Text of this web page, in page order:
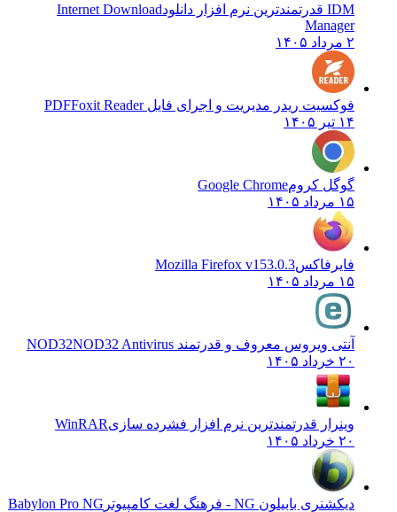
IDM قدرتمندترین نرم افزار دانلود
Internet Download
Manager
۲ مرداد ۱۴۰۵
فوکسیت ریدر مدیریت و اجرای فایل PDFFoxit Reader
۱۴ تیر ۱۴۰۵
گوگل کرومGoogle Chrome
۱۵ مرداد ۱۴۰۵
فایرفاکسMozilla Firefox v153.0.3
۱۵ مرداد ۱۴۰۵
آنتی ویروس معروف و قدرتمند NOD32 NOD32 Antivirus
۲۰ خرداد ۱۴۰۵
وینرار قدرتمندترین نرم افزار فشرده سازیWinRAR
۲۰ خرداد ۱۴۰۵
دیکشنری بابیلون NG - فرهنگ لغت کامپیوتر
Babylon Pro NG